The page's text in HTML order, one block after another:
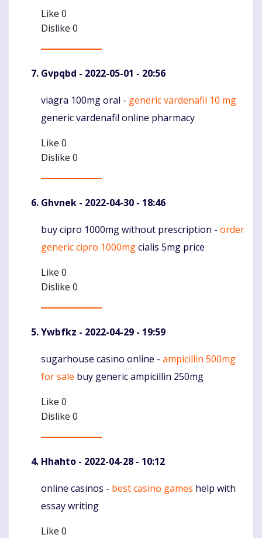
Like 0
Dislike 0
Gvpqbd - 2022-05-01 - 20:56
Komentaras
viagra 100mg oral - generic vardenafil 10 mg
generic vardenafil online pharmacy
Like 0
Dislike 0
Ghvnek - 2022-04-30 - 18:46
Komentaras
buy cipro 1000mg without prescription - order
generic cipro 1000mgcialis 5mg price
Like 0
Dislike 0
Ywbfkz - 2022-04-29 - 19:59
Komentaras
sugarhouse casino online - ampicillin 500mg
for sale buy generic ampicillin 250mg
Like 0
Dislike 0
Hhahto - 2022-04-28 - 10:12
Komentaras
online casinos - best casino games help with
essay writing
Like 0